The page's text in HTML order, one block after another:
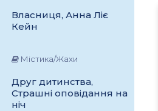
Власниця, Анна Ліє
Кейн
Містика/Жахи
Друг дитинства,
Страшні оповідання на
ніч